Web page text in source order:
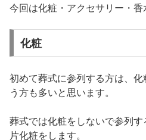
今回は化粧・アクセサリー・香
化粧
初めて葬式に参列する方は、
う方も多いと思います。
葬式では化粧をしないで参列す
片化粧をします。